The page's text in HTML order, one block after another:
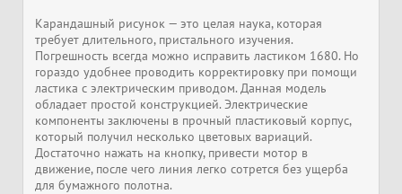
Карандашный рисунок — это целая наука, которая
требует длительного, пристального изучения.
Погрешность всегда можно исправить ластиком 1680. Но
гораздо удобнее проводить корректировку при помощи
ластика с электрическим приводом. Данная модель
обладает простой конструкцией. Электрические
компоненты заключены в прочный пластиковый корпус,
который получил несколько цветовых вариаций.
Достаточно нажать на кнопку, привести мотор в
движение, после чего линия легко сотрется без ущерба
для бумажного полотна.